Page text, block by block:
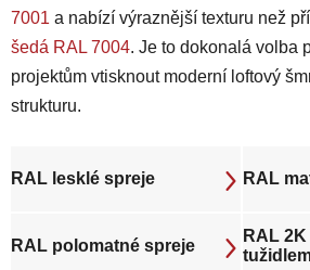
7001 a nabízí výraznější texturu než
šedá RAL 7004. Je to dokonalá volba
projektům vtisknout moderní loftový
strukturu.
RAL lesklé spreje RAL
RAL polomatné spreje
RAL